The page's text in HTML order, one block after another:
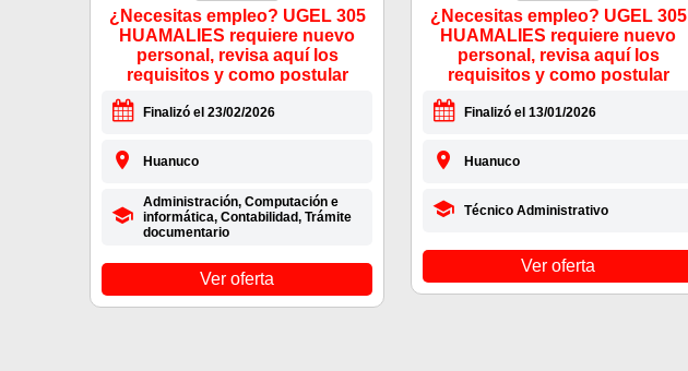
¿Necesitas empleo? UGEL 305
HUAMALIES requiere nuevo
personal, revisa aquí los
requisitos y como postular
Finalizó el 23/02/2026
Huanuco
Administración, Computación e
informática, Contabilidad, Trámite
documentario
Ver oferta
¿Necesitas empleo? UGEL 305
HUAMALIES requiere nuevo
personal, revisa aquí los
requisitos y como postular
Finalizó el 13/01/2026
Huanuco
Técnico Administrativo
Ver oferta